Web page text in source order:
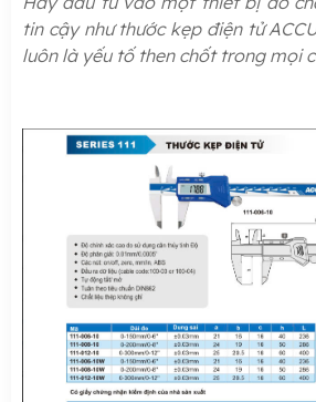
tin cậy như thước kẹp điện tử
luôn là yếu tố then chốt trong mọi